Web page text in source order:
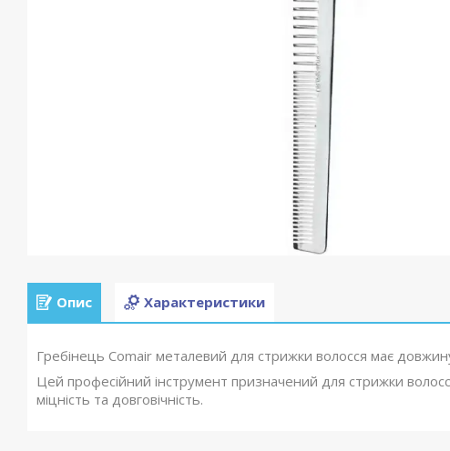
Опис Характеристики
Гребінець Comair металевий для стрижки волосся має
Цей професійний інструмент призначений для стрижки
міцність та довговічність.